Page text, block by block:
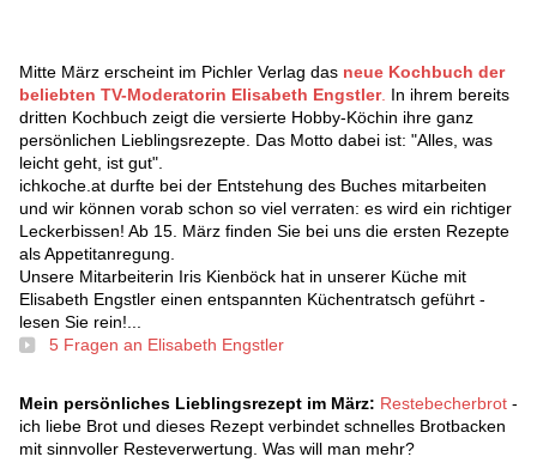
Mitte März erscheint im Pichler Verlag das neue Kochbuch der
beliebten TV-Moderatorin Elisabeth Engstler. In ihrem bereits
dritten Kochbuch zeigt die versierte Hobby-Köchin ihre ganz
persönlichen Lieblingsrezepte. Das Motto dabei ist: "Alles, was
leicht geht, ist gut".
ichkoche.at durfte bei der Entstehung des Buches mitarbeiten
und wir können vorab schon so viel verraten: es wird ein richtiger
Leckerbissen! Ab 15. März finden Sie bei uns die ersten Rezepte
als Appetitanregung.
Unsere Mitarbeiterin Iris Kienböck hat in unserer Küche mit
Elisabeth Engstler einen entspannten Küchentratsch geführt -
lesen Sie rein!...
5 Fragen an Elisabeth Engstler
Mein persönliches Lieblingsrezept im März: Restebecherbrot -
ich liebe Brot und dieses Rezept verbindet schnelles Brotbacken
mit sinnvoller Resteverwertung. Was will man mehr?